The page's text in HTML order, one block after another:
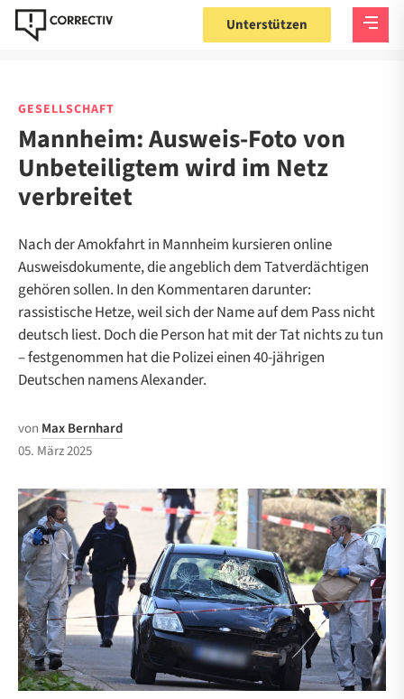
Unterstützen
GESELLSCHAFT
Mannheim: Ausweis-Foto von
Unbeteiligtem wird im Netz
verbreitet
Nach der Amokfahrt in Mannheim kursieren online
Ausweisdokumente, die angeblich dem Tatverdächtigen
gehören sollen. In den Kommentaren darunter:
rassistische Hetze, weil sich der Name auf dem Pass nicht
deutsch liest. Doch die Person hat mit der Tat nichts zu tun
– festgenommen hat die Polizei einen 40-jährigen
Deutschen namens Alexander.
von Max Bernhard
05. März 2025